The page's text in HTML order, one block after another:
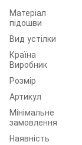
Матеріал
підошви
Вид устілки
Країна
Виробник
Розмір
Артикул
Мінімальне
замовлення
Наявність